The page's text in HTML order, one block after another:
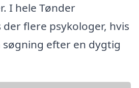
I hele Tønder
flere psykologer, hvis
efter en dygtig